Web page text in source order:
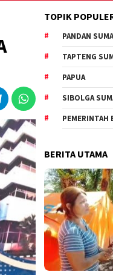
TOPIK
PANDAN
TAPTENG
PAPUA
SIBOLGA
PEMERINTAH
BERITA UTAMA